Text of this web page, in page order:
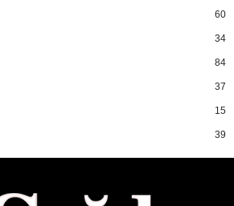
60
34
84
37
15
39